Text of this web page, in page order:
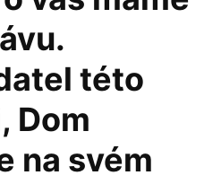
této
Dom
na svém